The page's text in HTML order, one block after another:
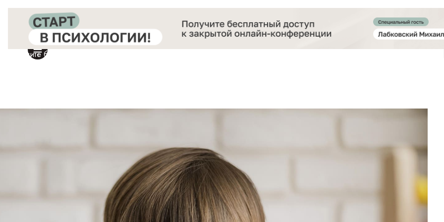
Получите бесплатный доступ